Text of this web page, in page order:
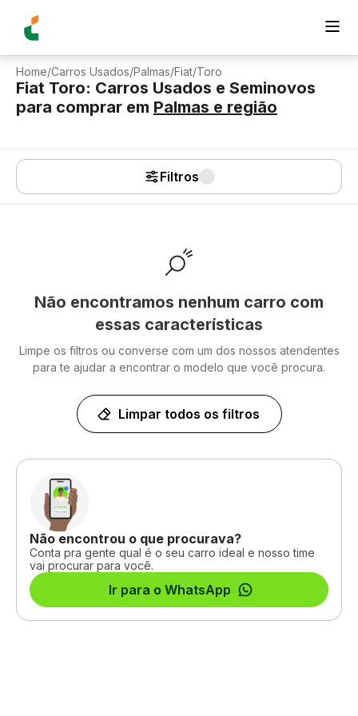
Home/Carros Usados/Palmas/Fiat/Toro
Fiat Toro: Carros Usados e Seminovos
para comprar em Palmas e região
Filtros
Não encontramos nenhum carro com
essas características
Limpe os filtros ou converse com um dos nossos atendentes
para te ajudar a encontrar o modelo que você procura.
Limpar todos os filtros
Não encontrou o que procurava?
Conta pra gente qual é o seu carro ideal e nosso time
vai procurar para você.
Ir para o WhatsApp